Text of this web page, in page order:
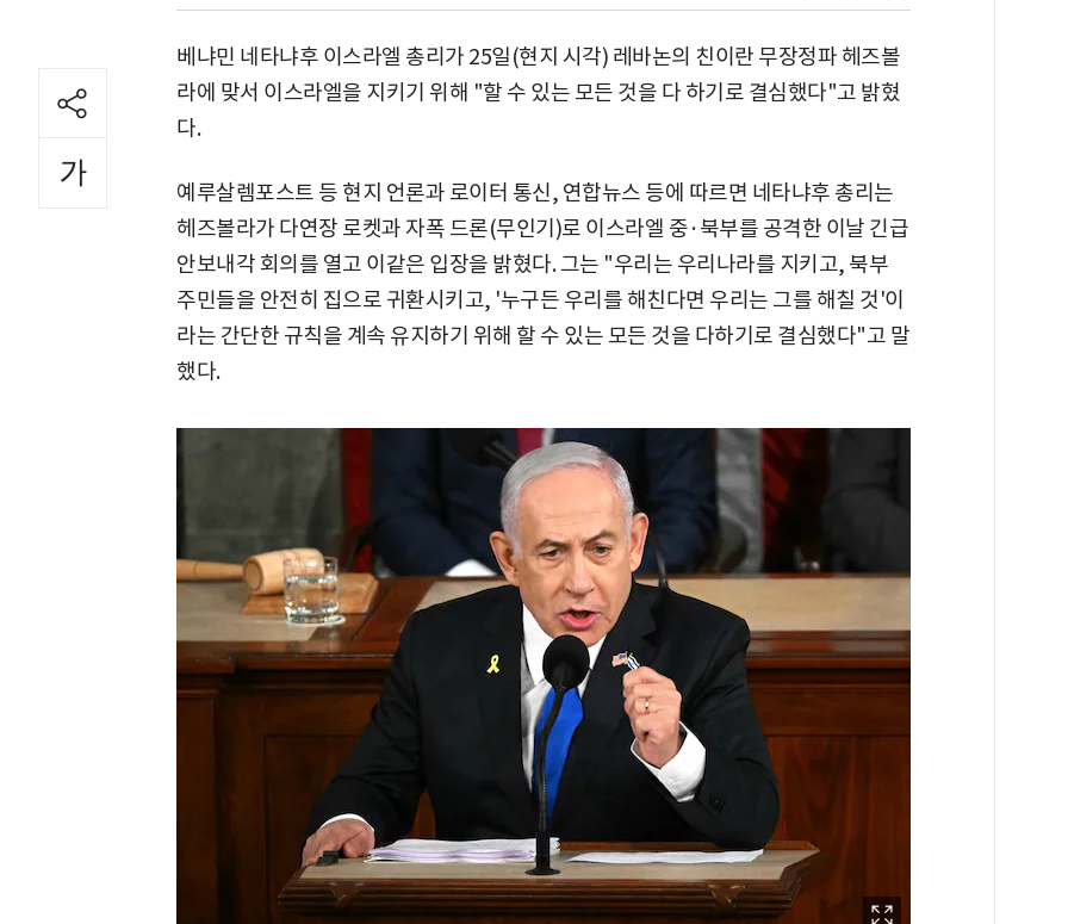
베냐민 네타냐후 이스라엘 총리가 25일(현지 시각) 레바논의 친이란 무장정파 헤즈볼
라에 맞서 이스라엘을 지키기 위해 "할 수 있는 모든 것을 다 하기로 결심했다"고 밝혔
다.
예루살렘포스트 등 현지 언론과 로이터 통신, 연합뉴스 등에 따르면 네타냐후 총리는
헤즈볼라가 다연장 로켓과 자폭 드론(무인기)로 이스라엘 중·북부를 공격한 이날 긴급
안보내각 회의를 열고 이같은 입장을 밝혔다. 그는 "우리는 우리나라를 지키고, 북부
주민들을 안전히 집으로 귀환시키고, '누구든 우리를 해친다면 우리는 그를 해칠 것'이
라는 간단한 규칙을 계속 유지하기 위해 할 수 있는 모든 것을 다하기로 결심했다"고 말
했다.